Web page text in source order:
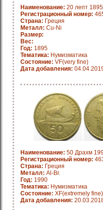
Наименование: 20 лепт
Регистрационный номер:
Страна: Греция
Металл: Cu-Ni
Размер:
Вес:
Год: 1895
Тематика: Нумизматика
Состояние: VF(very fine)
Дата добавления:
Наименование: 50 Драхм
Регистрационный номер:
Страна: Греция
Металл: Al-Br.
Год: 1990
Тематика: Нумизматика
Состояние: XF(extremely fine)
Дата добавления: